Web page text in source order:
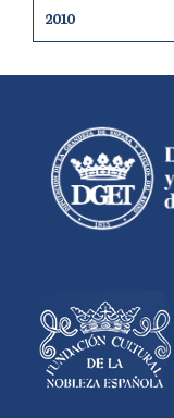
2010